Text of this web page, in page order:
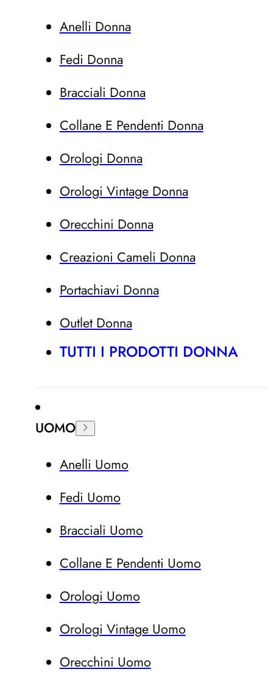
Anelli Donna
Fedi Donna
Bracciali Donna
Collane E Pendenti Donna
Orologi Donna
Orologi Vintage Donna
Orecchini Donna
Creazioni Cameli Donna
Portachiavi Donna
Outlet Donna
TUTTI I PRODOTTI DONNA
UOMO
Anelli Uomo
Fedi Uomo
Bracciali Uomo
Collane E Pendenti Uomo
Orologi Uomo
Orologi Vintage Uomo
Orecchini Uomo